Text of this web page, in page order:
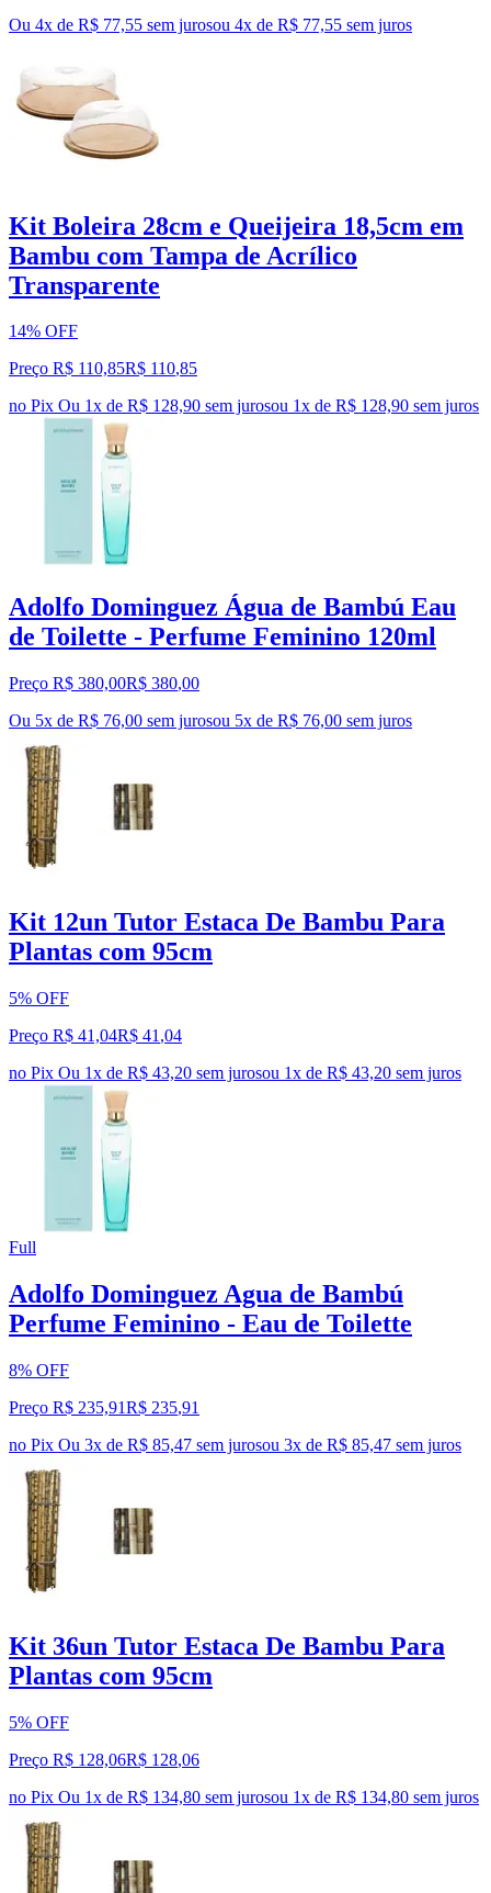
Ou 4x de R$ 77,55 sem jurosou 4x de R$ 77,55 sem juros
Kit Boleira 28cm e Queijeira 18,5cm em
Bambu com Tampa de Acrílico
Transparente
14% OFF
Preço R$ 110,85R$ 110,85
no Pix Ou 1x de R$ 128,90 sem jurosou 1x de R$ 128,90 sem juros
Adolfo Dominguez Água de Bambú Eau
de Toilette - Perfume Feminino 120ml
Preço R$ 380,00R$ 380,00
Ou 5x de R$ 76,00 sem jurosou 5x de R$ 76,00 sem juros
Kit 12un Tutor Estaca De Bambu Para
Plantas com 95cm
5% OFF
Preço R$ 41,04R$ 41 ,04
no Pix Ou 1x de R$ 43,20 sem jurosou 1x de R$ 43,20 sem juros
Full
Adolfo Dominguez Agua de Bambú
Perfume Feminino - Eau de Toilette
8% OFF
Preço R$ 235,91R$ 235,91
no Pix Ou 3x de R$ 85,47 sem jurosou 3x de R$ 85,47 sem juros
Kit 36un Tutor Estaca De Bambu Para
Plantas com 95cm
5% OFF
Preço R$ 128,06R$ 128,06
no Pix Ou 1x de R$ 134,80 sem jurosou 1x de R$ 134,80 sem juros